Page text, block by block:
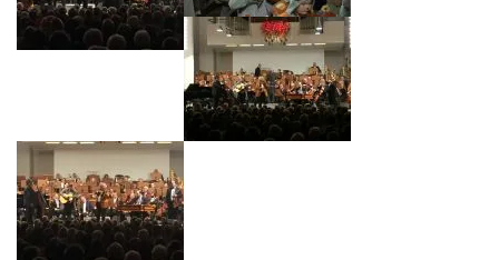
sein
letztes
Frankfurt
mit
Gypsy-